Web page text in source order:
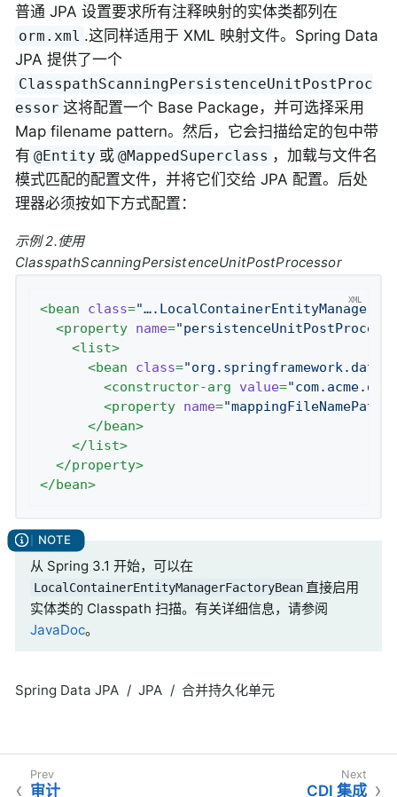
普通 JPA 设置要求所有注释映射的实体类都列在
orm.xml .这同样适用于 XML 映射文件。Spring Data
JPA 提供了一个
ClasspathScanningPersistenceUnitPostProc
essor 这将配置一个 Base Package，并可选择采用
Map filename pattern。然后，它会扫描给定的包中带
有 @Entity 或 @MappedSuperclass ，加载与文件名
模式匹配的配置文件，并将它们交给 JPA 配置。后处
理器必须按如下方式配置：
示例 2.使用
ClasspathScanningPersistenceUnitPostProcessor
<bean class=
<property name=
<list>
<bean class=
<constructor-arg value=
<property name=
</bean>
</list>
</property>
</bean>
从 Spring 3.1 开始，可以在
LocalContainerEntityManagerFactoryBean 直接启用
实体类的 Classpath 扫描。有关详细信息，请参阅
JavaDoc。
Spring Data JPA JPA 合并持久化单元
审计 CDI 集成